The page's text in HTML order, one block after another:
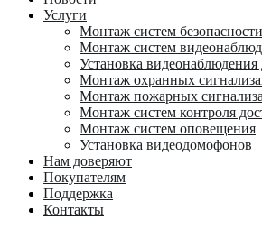
Услуги
Монтаж систем безопасности
Монтаж систем
Установка
Монтаж охранных
Монтаж пожарных
Монтаж систем контроля
Монтаж систем оповещения
Установка видеодомофонов
Нам доверяют
Покупателям
Поддержка
Контакты